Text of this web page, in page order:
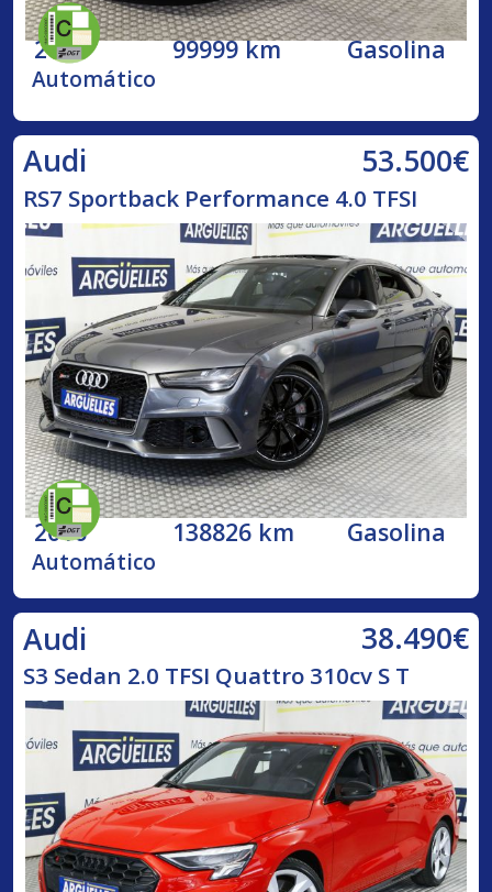
2009 99999 km Gasolina
Automático
Audi 53.500€
RS7 Sportback Performance 4.0 TFSI
2016 138826 km Gasolina
Automático
Audi 38.490€
S3 Sedan 2.0 TFSI Quattro 310cv S T